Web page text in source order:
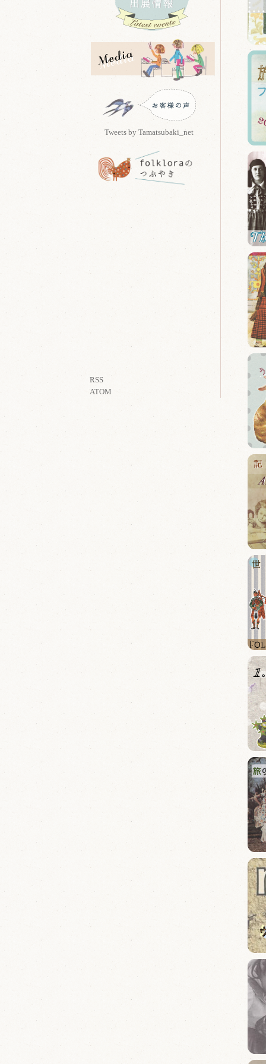
Tweets by Tamatsubaki_net
RSS
ATOM